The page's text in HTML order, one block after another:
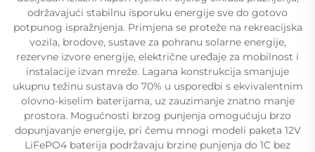
održavajući stabilnu isporuku energije sve do gotovo
potpunog ispražnjenja. Primjena se proteže na rekreacijska
vozila, brodove, sustave za pohranu solarne energije,
rezervne izvore energije, električne uređaje za mobilnost i
instalacije izvan mreže. Lagana konstrukcija smanjuje
ukupnu težinu sustava do 70% u usporedbi s ekvivalentnim
olovno-kiselim baterijama, uz zauzimanje znatno manje
prostora. Mogućnosti brzog punjenja omogućuju brzo
dopunjavanje energije, pri čemu mnogi modeli paketa 12V
LiFePO4 baterija podržavaju brzine punjenja do 1C bez